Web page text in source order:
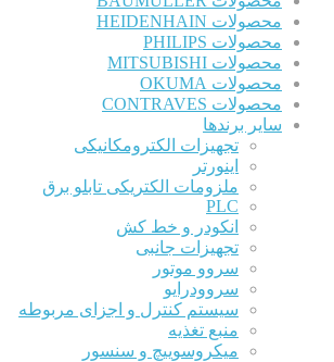
محصولات HEIDENHAIN
محصولات PHILIPS
محصولات MITSUBISHI
محصولات OKUMA
محصولات CONTRAVES
سایر برندها
تجهیزات الکترومکانیکی
اینورتر
ملزومات الکتریکی تابلو برق
PLC
انکودر و خط کش
تجهیزات جانبی
سروو موتور
سروودرایو
سیستم کنترل و اجزای مربوطه
منبع تغذیه
میکروسوییچ و سنسور